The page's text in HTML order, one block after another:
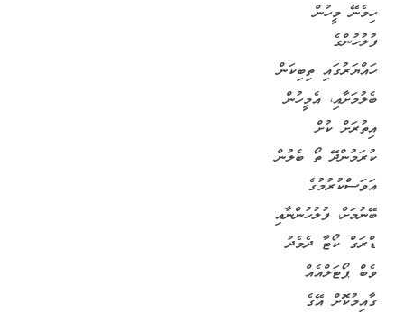
ހިމެނޭ މީހުން
ފުލުހުންގެ
ހައްޔަރުގައި ތިބިކަން
ބެލުމަށާއި، އެމީހުން
އިތުރަށް ކުށް
ކުރަމުންދޭ ތޯ ބެލުން
އަވަސްކުރުމުގެ
ބޭނުމަށް، ފުލުހުންނާއި
ޑްރަގް ކޯޓާ ދެމެދު
ވެބް ޕޯޓަލްއެއް
ގާއިމުކޮށް އޭގެ